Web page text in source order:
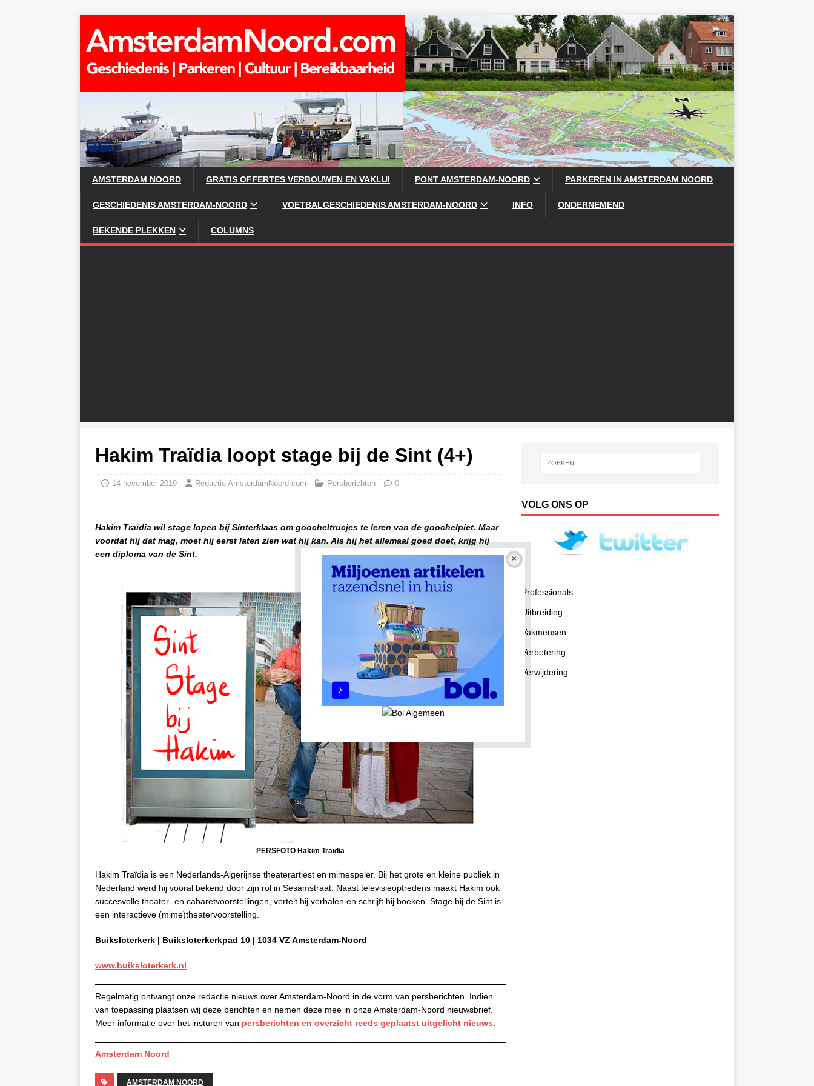
AMSTERDAM NOORD GRATIS OFFERTES VERBOUWEN EN VAKLUI PONT AMSTERDAM-NOORD PARKEREN IN AMSTERDAM NOORD
GESCHIEDENIS AMSTERDAM-NOORD VOETBALGESCHIEDENIS AMSTERDAM-NOORD INFO ONDERNEMEND
BEKENDE PLEKKEN COLUMNS
Hakim Traïdia loopt stage bij de Sint (4+)
14 november 2019 Redactie AmsterdamNoord com Persberichten 0
Hakim Traïdia wil stage lopen bij Sinterklaas om goocheltrucjes te leren van de goochelpiet. Maar
voordat hij dat mag, moet hij eerst laten zien wat hij kan. Als hij het allemaal goed doet, krijg hij
een diploma van de Sint.
PERSFOTO Hakim Traïdia
Hakim Traïdia is een Nederlands-Algerijnse theaterartiest en mimespeler. Bij het grote en kleine publiek in
Nederland werd hij vooral bekend door zijn rol in Sesamstraat. Naast televisieoptredens maakt Hakim ook
succesvolle theater- en cabaretvoorstellingen, vertelt hij verhalen en schrijft hij boeken. Stage bij de Sint is
een interactieve (mime)theatervoorstelling.
Buiksloterkerk | Buiksloterkerkpad 10 | 1034 VZ Amsterdam-Noord
www.buiksloterkerk.nl
Regelmatig ontvangt onze redactie nieuws over Amsterdam-Noord in de vorm van persberichten. Indien
van toepassing plaatsen wij deze berichten en nemen deze mee in onze Amsterdam-Noord nieuwsbrief.
Meer informatie over het insturen van persberichten en overzicht reeds geplaatst uitgelicht nieuws
Amsterdam Noord
AMSTERDAM NOORD
VOLG ONS OP
Professionals
Uitbreiding
Vakmensen
Verbetering
Verwijdering